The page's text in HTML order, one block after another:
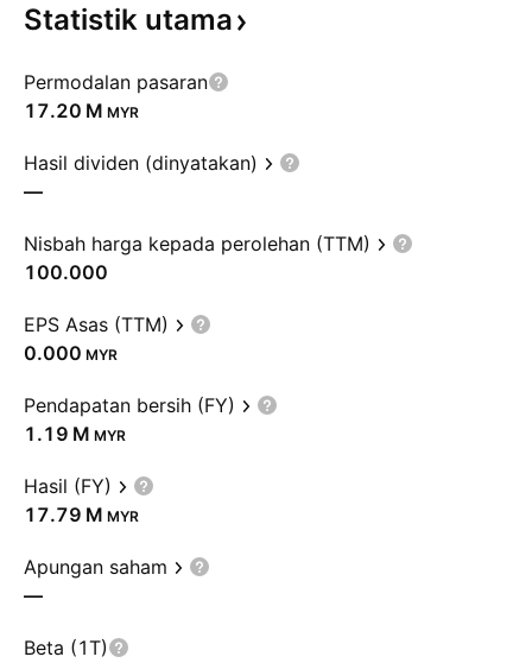
Statistik utama
Permodalan pasaran
‪17.20 M‬ MYR
Hasil dividen (dinyatakan)
—
Nisbah harga kepada perolehan (TTM)
100.000
EPS Asas (TTM)
0.000 MYR
Pendapatan bersih (FY)
‪1.19 M‬ MYR
Hasil (FY)
‪17.79 M‬ MYR
Apungan saham
—
Beta (1T)